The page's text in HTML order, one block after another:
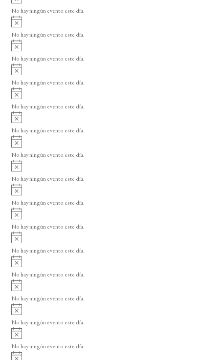
o
v
i
o
No hay ningún evento este día.
A
v
i
o
No hay ningún evento este día.
A
v
i
o
No hay ningún evento este día.
A
v
i
o
No hay ningún evento este día.
A
v
i
o
No hay ningún evento este día.
A
v
i
o
No hay ningún evento este día.
A
v
i
o
No hay ningún evento este día.
A
v
i
o
No hay ningún evento este día.
A
v
i
o
No hay ningún evento este día.
A
v
i
o
No hay ningún evento este día.
A
v
i
o
No hay ningún evento este día.
A
v
i
o
No hay ningún evento este día.
A
v
i
o
No hay ningún evento este día.
A
v
i
o
No hay ningún evento este día.
A
v
i
No hay ningún evento este día.
A